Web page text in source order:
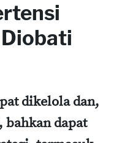
dikelola dan,
bahkan dapat